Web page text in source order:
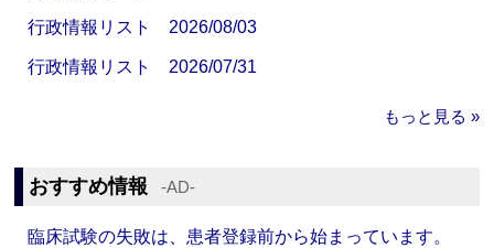
行政情報リスト 2026/08/03
行政情報リスト 2026/07/31
もっと見る »
おすすめ情報 ‐AD‐
臨床試験の失敗は、患者登録前から始まっています。